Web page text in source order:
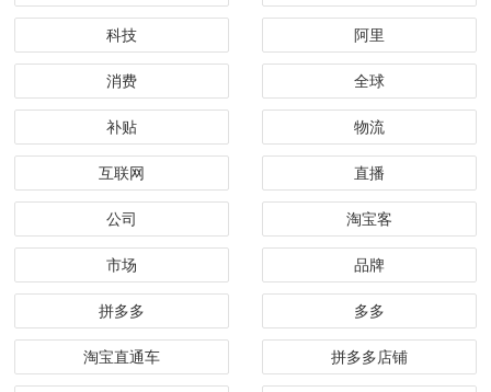
科技 阿里
消费 全球
补贴 物流
互联网 直播
公司 淘宝客
市场 品牌
拼多多 多多
淘宝直通车 拼多多店铺